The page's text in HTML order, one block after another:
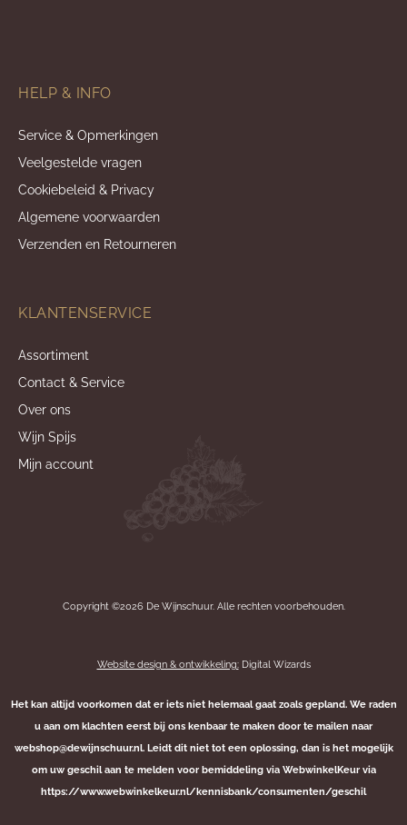
HELP & INFO
Service & Opmerkingen
Veelgestelde vragen
Cookiebeleid & Privacy
Algemene voorwaarden
Verzenden en Retourneren
KLANTENSERVICE
Assortiment
Contact & Service
Over ons
Wijn Spijs
Mijn account
Copyright ©2026 De Wijnschuur. Alle rechten voorbehouden.
Website design & ontwikkeling:Digital Wizards
Het kan altijd voorkomen dat er iets niet helemaal gaat zoals gepland. We raden
u aan om klachten eerst bij ons kenbaar te maken door te mailen naar
webshop@dewijnschuur.nl. Leidt dit niet tot een oplossing, dan is het mogelijk
om uw geschil aan te melden voor bemiddeling via WebwinkelKeur via
https://www.webwinkelkeur.nl/kennisbank/consumenten/geschil